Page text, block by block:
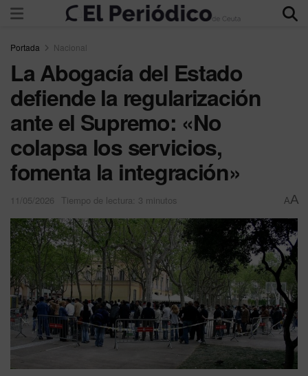
Portada Nacional
La Abogacía del Estado
defiende la regularización
ante el Supremo: «No
colapsa los servicios,
fomenta la integración»
11/05/2026 Tiempo de lectura: 3 minutos AA